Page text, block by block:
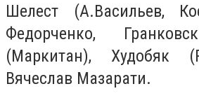
Шелест (А.Васильев,
Федорченко,
(Маркитан), Худобяк
Вячеслав Мазарати.